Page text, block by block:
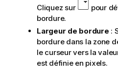
Cliquez sur
pour
bordure.
Largeur de bordure :
bordure dans la zone
le curseur vers la
est définie en pixels.